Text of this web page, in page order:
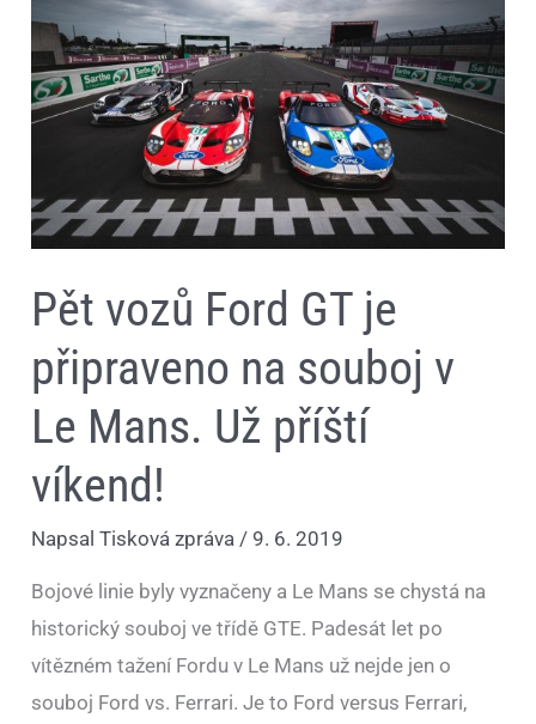
Pět vozů Ford GT je
připraveno na souboj v
Le Mans. Už příští
víkend!
NapsalTisková zpráva / 9. 6. 2019
Bojové linie byly vyznačeny a Le Mans se chystá na
historický souboj ve třídě GTE. Padesát let po
vítězném tažení Fordu v Le Mans už nejde jen o
souboj Ford vs. Ferrari. Je to Ford versus Ferrari,
je
připraveno
na
souboj
v
víkend!